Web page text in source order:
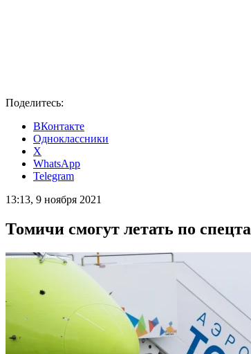
Поделитесь:
ВКонтакте
Одноклассники
X
WhatsApp
Telegram
13:13, 9 ноября 2021
Томичи смогут летать по